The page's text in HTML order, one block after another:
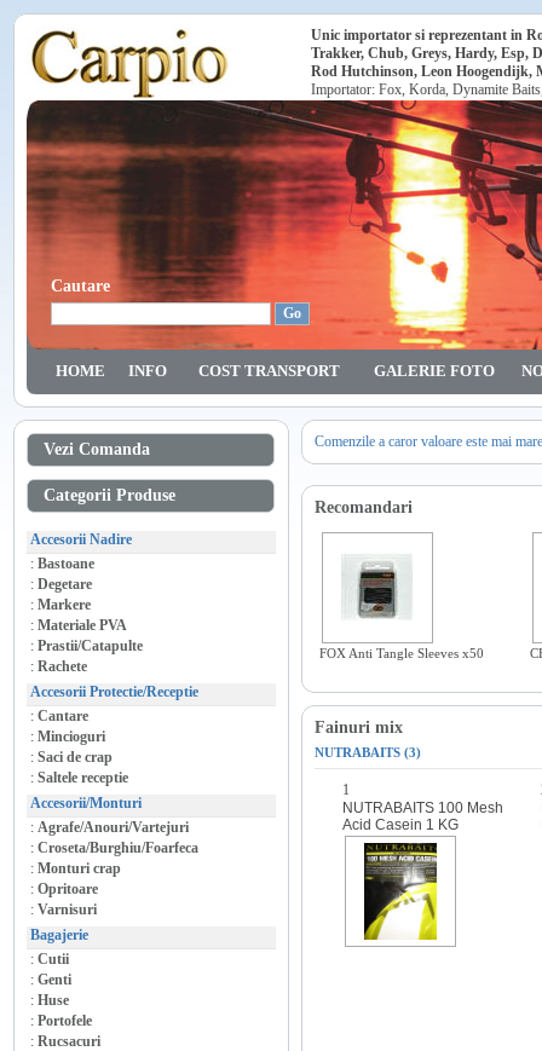
Unic importator si reprezentant in
Trakker, Chub, Greys, Hardy, Esp,
Rod Hutchinson, Leon Hoogendijk,
Importator: Fox, Korda, Dynamite
Cautare
HOME INFO COST TRANSPORT GALERIE FOTO
Vezi Comanda
Categorii Produse
Accesorii Nadire
: Bastoane
: Degetare
: Markere
: Materiale PVA
: Prastii/Catapulte
: Rachete
Accesorii Protectie/Receptie
: Cantare
: Mincioguri
: Saci de crap
: Saltele receptie
Accesorii/Monturi
: Agrafe/Anouri/Vartejuri
: Croseta/Burghiu/Foarfeca
: Monturi crap
: Opritoare
: Varnisuri
Bagajerie
: Cutii
: Genti
: Huse
: Portofele
: Rucsacuri
Comenzile a caror valoare este mai
Recomandari
FOX Anti Tangle Sleeves x50
Fainuri mix
NUTRABAITS (3)
1
NUTRABAITS 100 Mesh
Acid Casein 1 KG